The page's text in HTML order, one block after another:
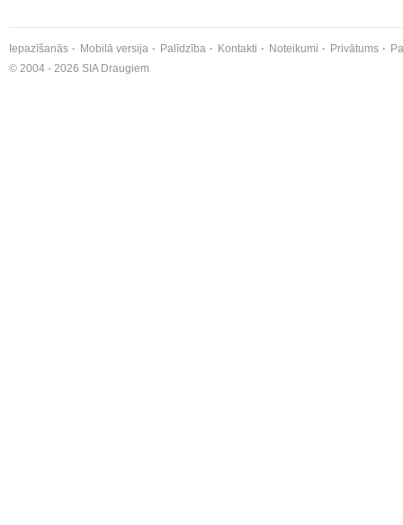
Iepazīšanās Mobilā versija Palīdzība Kontakti Noteikumi Privātums
© 2004 - 2026 SIA Draugiem